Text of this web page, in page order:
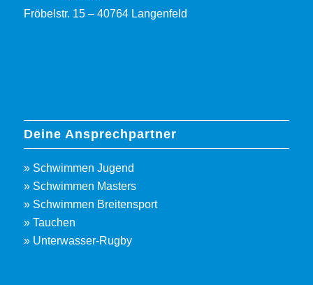
Fröbelstr. 15 – 40764 Langenfeld
Deine Ansprechpartner
» Schwimmen Jugend
» Schwimmen Masters
» Schwimmen Breitensport
» Tauchen
» Unterwasser-Rugby